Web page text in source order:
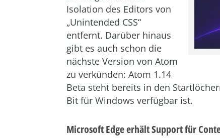
Isolation des Editors von
„Unintended CSS“
entfernt. Darüber hinaus
gibt es auch schon die
nächste Version von Atom
zu verkünden: Atom 1.14
Beta steht bereits in den
Bit für Windows verfügbar ist.
Microsoft Edge erhält Support für